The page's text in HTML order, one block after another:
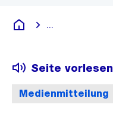
Deutsch
Medienmitteilung
Seite vorlesen